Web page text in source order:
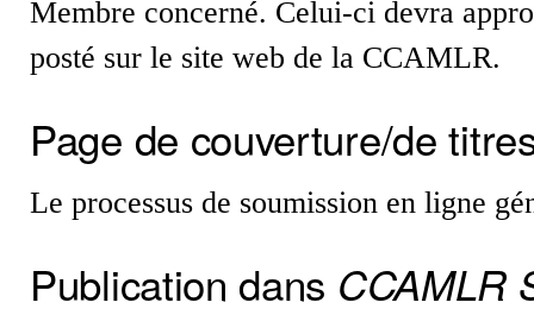
Membre concerné. Celui-ci devra
posté sur le site web de la CCAMLR.
Page de couverture/de
Le processus de soumission en ligne
Publication dans CCAMLR